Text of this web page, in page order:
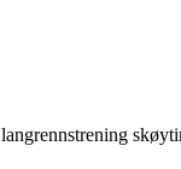
langrennstrening